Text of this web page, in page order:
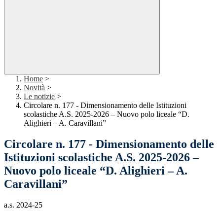
Home >
Novità >
Le notizie >
Circolare n. 177 - Dimensionamento delle Istituzioni
scolastiche A.S. 2025-2026 – Nuovo polo liceale “D.
Alighieri – A. Caravillani”
Circolare n. 177 - Dimensionamento delle
Istituzioni scolastiche A.S. 2025-2026 –
Nuovo polo liceale “D. Alighieri – A.
Caravillani”
a.s. 2024-25